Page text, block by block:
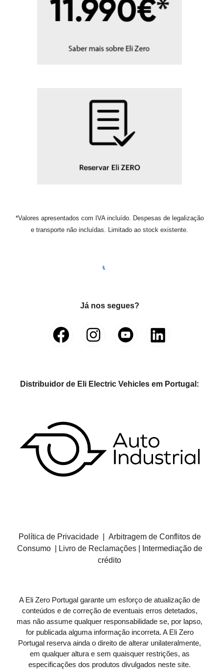
*Valores apresentados com IVA incluído. Despesas de legalização
e transporte não incluídas. Limitado ao stock existente.
Já nos segues?
Distribuidor de Eli Electric Vehicles em Portugal:
Política de Privacidade|
Arbitragem de Conflitos de
Consumo
Livro de Reclamações|
Intermediação de
crédito
A Eli Zero Portugal garante um esforço de atualização de
conteúdos e de correção de eventuais erros detetados,
mas não assume qualquer responsabilidade se, por lapso,
for publicada alguma informação incorreta. A Eli Zero
Portugal reserva ainda o direito de alterar unilateralmente,
em qualquer altura e sem quaisquer restrições, as
especificações dos produtos divulgados neste site.